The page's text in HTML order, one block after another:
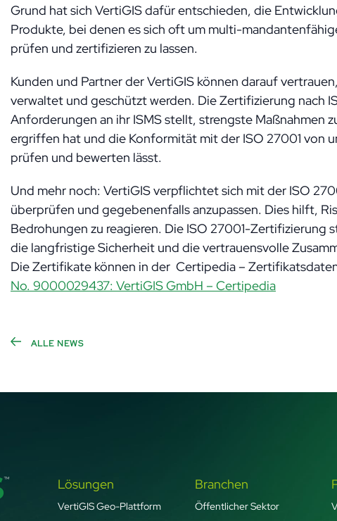
Grund hat sich VertiGIS dafür entschieden, die
Produkte, bei denen es sich oft um multi-
prüfen und zertifizieren zu lassen.
Kunden und Partner der VertiGIS können darauf
verwaltet und geschützt werden. Die Zertifizierung nach
Anforderungen an ihr ISMS stellt, strengste Maßnahmen
ergriffen hat und die Konformität mit der ISO 27001 von
prüfen und bewerten lässt.
Und mehr noch: VertiGIS verpflichtet sich mit der ISO
überprüfen und gegebenenfalls anzupassen. Dies hilft,
Bedrohungen zu reagieren. Die ISO 27001-
die langfristige Sicherheit und die vertrauensvolle
Die Zertifikate können in der Certipedia –
No. 9000029437: VertiGIS GmbH – Certipedia
ALLE NEWS
Lösungen
VertiGIS Geo-Plattform
Branchen
Öffentlicher Sektor